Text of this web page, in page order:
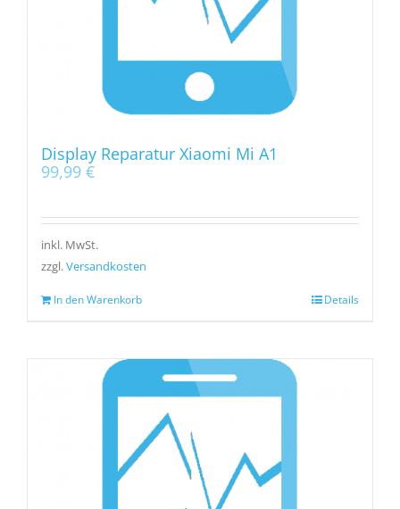
Display Reparatur Xiaomi Mi A1
99,99 €
inkl. MwSt.
zzgl.Versandkosten
In den Warenkorb Details